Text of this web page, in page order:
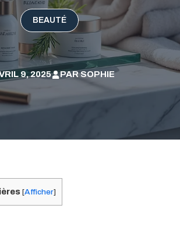
BEAUTÉ
9, 2025 PARSOPHIE
[Afficher]